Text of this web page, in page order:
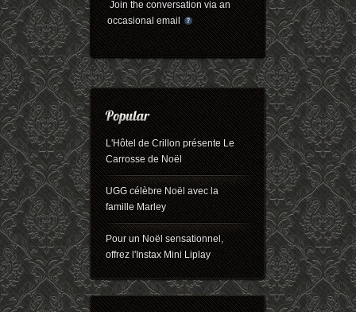
Join the conversation via an
occasional email
L'Hôtel de Crillon présente Le
Carrosse de Noël
UGG célèbre Noël avec la
famille Marley
Pour un Noël sensationnel,
offrez l'Instax Mini Liplay